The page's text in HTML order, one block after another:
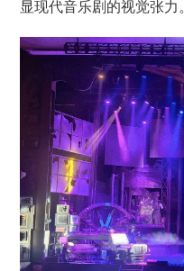
显现代音乐剧的视觉张力。